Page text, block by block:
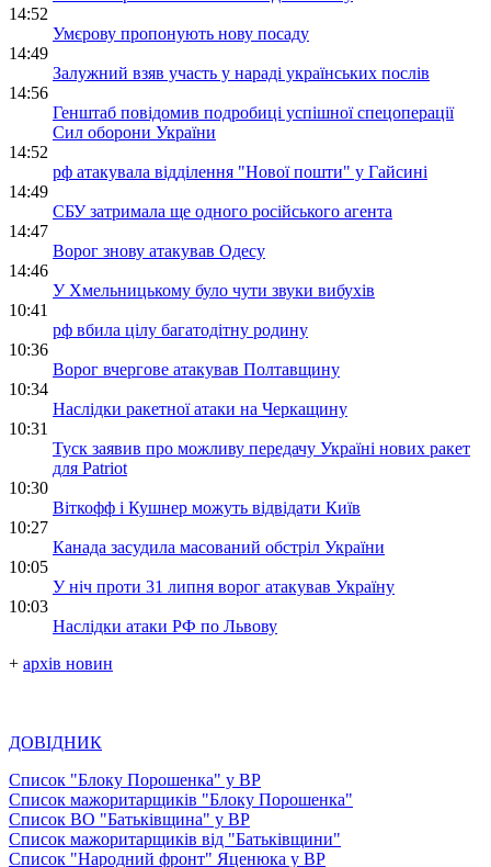
14:52
Умєрову пропонують нову посаду
14:49
Залужний взяв участь у нараді українських послів
14:56
Генштаб повідомив подробиці успішної спецоперації
Сил оборони України
14:52
рф атакувала відділення "Нової пошти" у Гайсині
14:49
СБУ затримала ще одного російського агента
14:47
Ворог знову атакував Одесу
14:46
У Хмельницькому було чути звуки вибухів
10:41
рф вбила цілу багатодітну родину
10:36
Ворог вчергове атакував Полтавщину
10:34
Наслідки ракетної атаки на Черкащину
10:31
Туск заявив про можливу передачу Україні нових ракет
для Patriot
10:30
Віткофф і Кушнер можуть відвідати Київ
10:27
Канада засудила масований обстріл України
10:05
У ніч проти 31 липня ворог атакував Україну
10:03
Наслідки атаки РФ по Львову
+ архів новин
ДОВІДНИК
Список "Блоку Порошенка" у ВР
Список мажоритарщиків "Блоку Порошенка"
Список ВО "Батьківщина" у ВР
Список мажоритарщиків від "Батьківщини"
Список "Народний фронт" Яценюка у ВР